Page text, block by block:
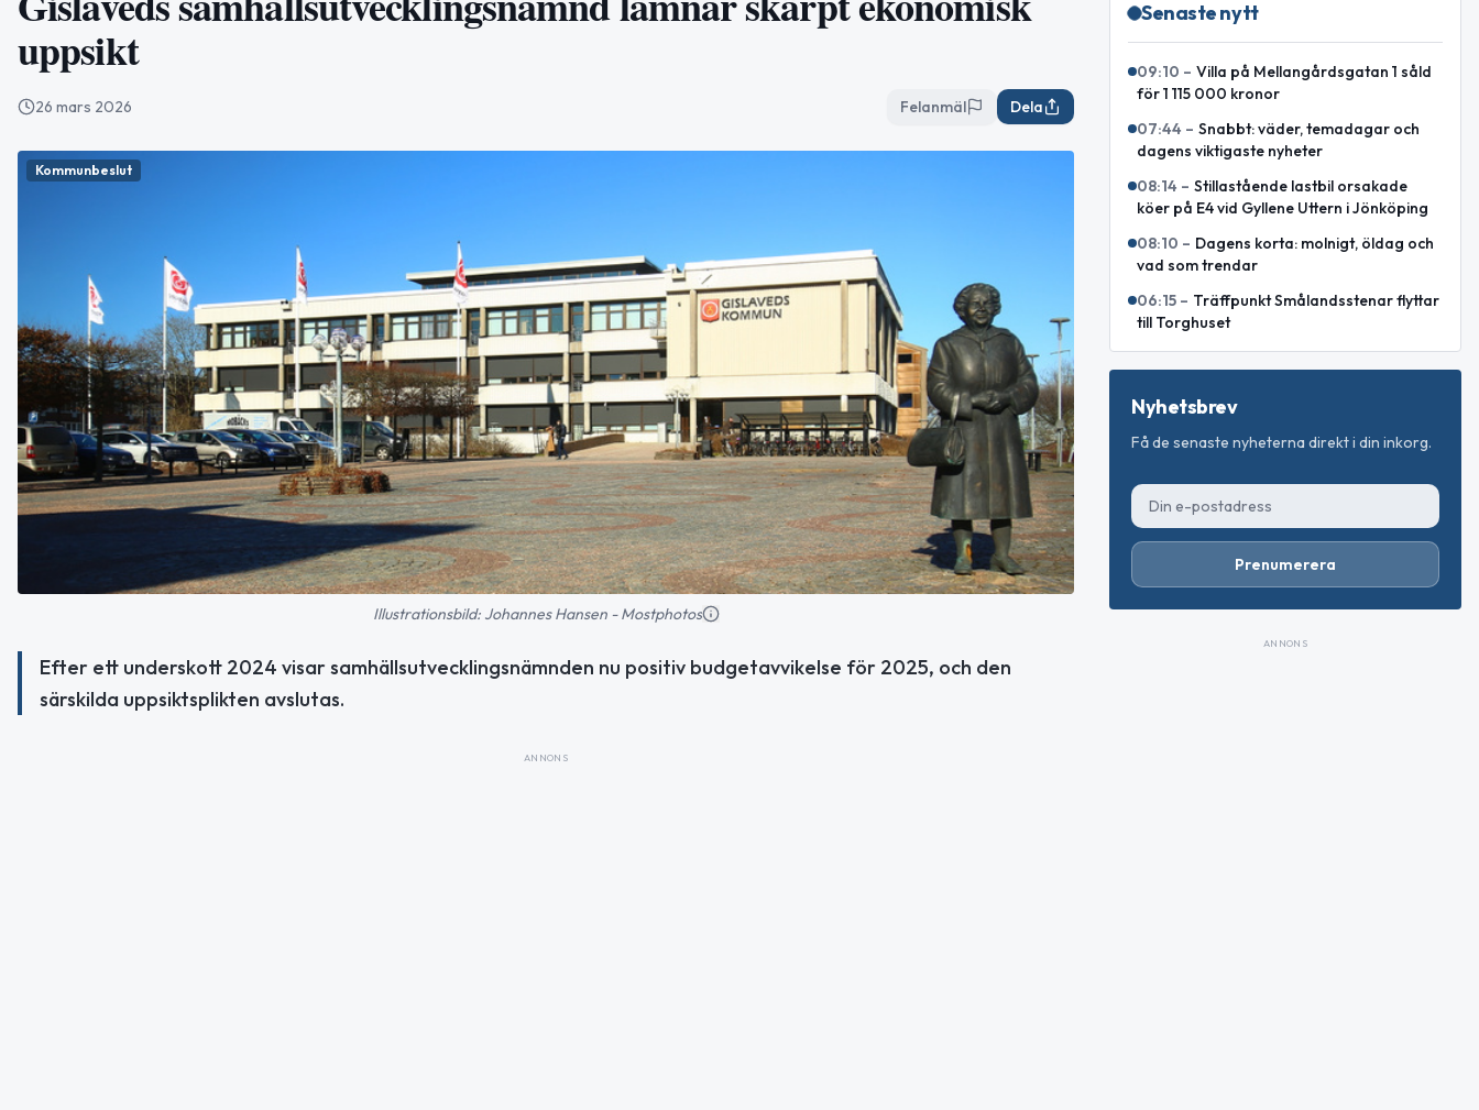
uppsikt
26 mars 2026 Felanmäl Dela
Kommunbeslut
Illustrationsbild: Johannes Hansen - Mostphotos
Efter ett underskott 2024 visar samhällsutvecklingsnämnden nu positiv budgetavvikelse för 2025, och den
särskilda uppsiktsplikten avslutas.
ANNONS
Senaste nytt
09:10 – Villa på Mellangårdsgatan 1 såld
för 1 115 000 kronor
07:44 – Snabbt: väder, temadagar och
dagens viktigaste nyheter
08:14 – Stillastående lastbil orsakade
köer på E4 vid Gyllene Uttern i Jönköping
08:10 – Dagens korta: molnigt, öldag och
vad som trendar
06:15 – Träffpunkt Smålandsstenar flyttar
till Torghuset
Nyhetsbrev
Få de senaste nyheterna direkt i din inkorg.
Prenumerera
ANNONS